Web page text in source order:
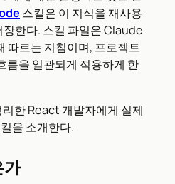
스킬은 이 지식을 재사용
한다. 스킬 파일은 Claude
따르는 지침이며, 프로젝트
름을 일관되게 적용하게 한
한 React 개발자에게 실제
을 소개한다.
가